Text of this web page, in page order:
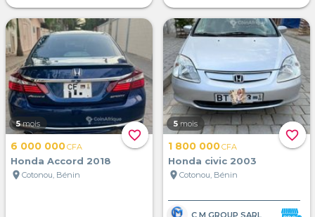
favorite_border
5 mois
6 000 000CFA
Honda Accord 2018
location_on Cotonou, Bénin
favorite_border
5 mois
1 800 000CFA
Honda civic 2003
location_on Cotonou, Bénin
C M GROUP SARL